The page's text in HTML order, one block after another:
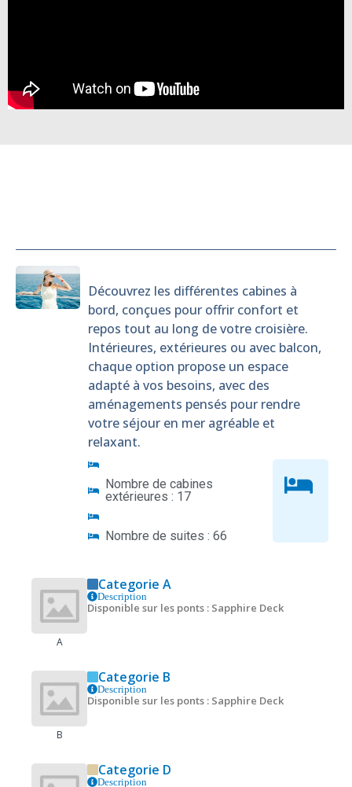
Découvrez les différentes cabines à
bord, conçues pour offrir confort et
repos tout au long de votre croisière.
Intérieures, extérieures ou avec balcon,
chaque option propose un espace
adapté à vos besoins, avec des
aménagements pensés pour rendre
votre séjour en mer agréable et
relaxant.
Nombre de cabines
extérieures : 17
Nombre de suites : 66
A
Categorie A
Description
Disponible sur les ponts : Sapphire Deck
B
Categorie B
Description
Disponible sur les ponts : Sapphire Deck
Categorie D
Description